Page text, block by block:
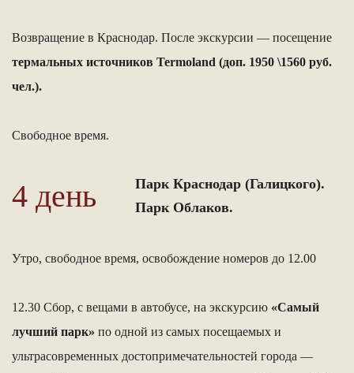
Возвращение в Краснодар. После экскурсии — посещение
термальных источников Termoland (доп. 1950 \1560 руб.
чел.).
Свободное время.
4 день
Парк Краснодар (Галицкого).
Парк Облаков.
Утро, свободное время, освобождение номеров до 12.00
12.30 Сбор, с вещами в автобусе, на экскурсию «Самый
лучший парк» по одной из самых посещаемых и
ультрасовременных достопримечательностей города —